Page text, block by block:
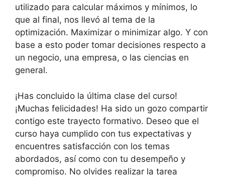
utilizado para calcular máximos y mínimos, lo
que al final, nos llevó al tema de la
optimización. Maximizar o minimizar algo. Y con
base a esto poder tomar decisiones respecto a
un negocio, una empresa, o las ciencias en
general.
¡Has concluido la última clase del curso!
¡Muchas felicidades! Ha sido un gozo compartir
contigo este trayecto formativo. Deseo que el
curso haya cumplido con tus expectativas y
encuentres satisfacción con los temas
abordados, así como con tu desempeño y
compromiso. No olvides realizar la tarea